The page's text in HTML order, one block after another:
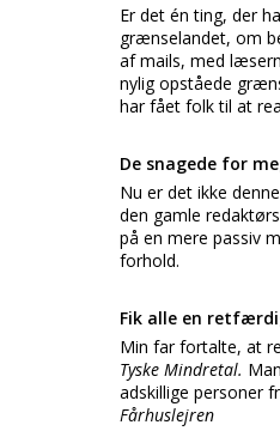
Er det én ting, der
grænselandet, om
af mails, med
nylig opståede
har fået folk til at
De snagede for
Nu er det ikke
den gamle
på en mere passiv
forhold.
Fik alle en
Min far fortalte, at
Tyske Mindretal.
adskillige personer
Fårhuslejren